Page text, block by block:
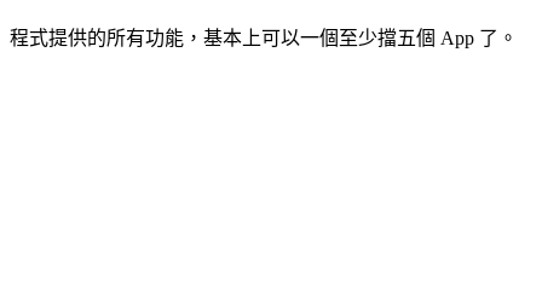
程式提供的所有功能，基本上可以一個至少擋五個 App 了。